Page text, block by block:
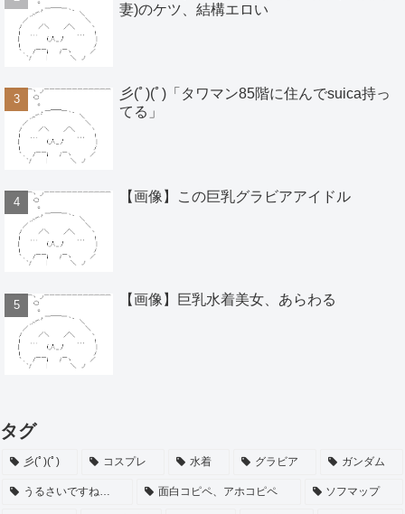
妻)のケツ、結構エロい
彡(ﾟ)(ﾟ)「タワマン85階に住んでsuica持っ
てる」
【画像】この巨乳グラビアアイドル
【画像】巨乳水着美女、あらわる
タグ
彡(ﾟ)(ﾟ) コスプレ 水着 グラビア ガンダム
うるさいですね… 面白コピペ、アホコピペ ソフマップ